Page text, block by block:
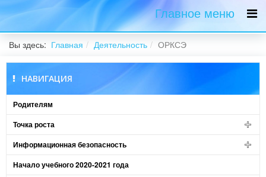
Главное меню
Вы здесь: Главная Деятельность ОРКСЭ
НАВИГАЦИЯ
Родителям
Точка роста
Информационная безопасность
Начало учебного 2020-2021 года